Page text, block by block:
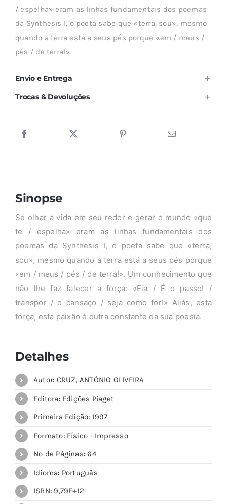
/ espelha» eram as linhas fundamentais dos poemas
da Synthesis I, o poeta sabe que «terra, sou», mesmo
quando a terra está a seus pés porque «em / meus /
pés / de terra!».
Envio e Entrega
Trocas & Devoluções
Sinopse
Se olhar a vida em seu redor e gerar o mundo «que
te / espelha» eram as linhas fundamentais dos
poemas da Synthesis I, o poeta sabe que «terra,
sou», mesmo quando a terra está a seus pés porque
«em / meus / pés / de terra!». Um conhecimento que
não lhe faz falecer a força: «Eia / É o passo! /
transpor / o cansaço / seja como for!» Aliás, esta
força, esta paixão é outra constante da sua poesia.
Detalhes
Autor: CRUZ, ANTÓNIO OLIVEIRA
Editora: Edições Piaget
Primeira Edição: 1997
Formato: Físico - Impresso
Nº de Páginas: 64
Idioma: Português
ISBN: 9,79E+12